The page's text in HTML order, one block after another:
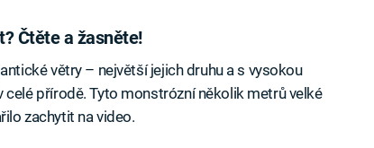
Čtěte a žasněte!
větry – největší jejich druhu a s vysokou
přírodě. Tyto monstrózní několik metrů velké
zachytit na video.